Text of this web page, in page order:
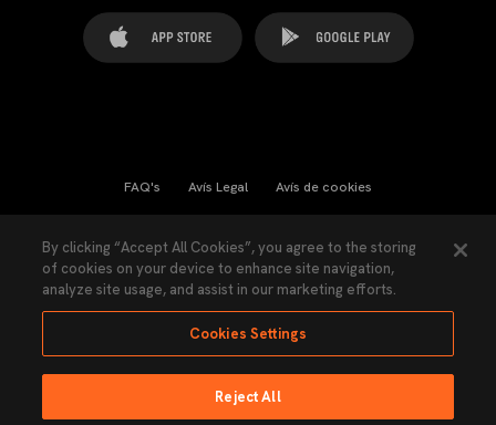
FAQ's Avís Legal Avís de cookies
Llei de Transparència Política de Privacitat
Accessibilitat
Ninguna parte de esta página puede ser reproducida sin el permiso del Valencia
By clicking “Accept All Cookies”, you agree to the storing
of cookies on your device to enhance site navigation,
analyze site usage, and assist in our marketing efforts.
Cookies Settings
Reject All